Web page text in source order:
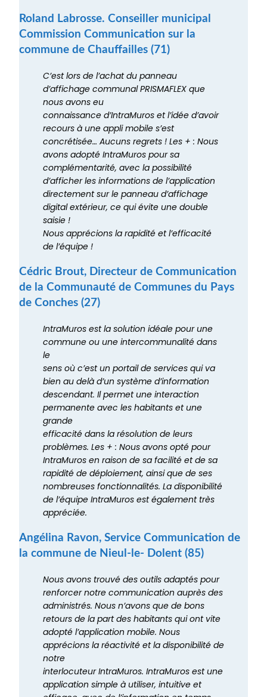
Roland Labrosse. Conseiller municipal
Commission Communication sur la
commune de Chauffailles (71)
C’est lors de l’achat du panneau
d’affichage communal PRISMAFLEX que
nous avons eu
connaissance d’IntraMuros et l’idée d’avoir
recours à une appli mobile s’est
concrétisée… Aucuns regrets ! Les + : Nous
avons adopté IntraMuros pour sa
complémentarité, avec la possibilité
d’afficher les informations de l’application
directement sur le panneau d’affichage
digital extérieur, ce qui évite une double
saisie !
Nous apprécions la rapidité et l’efficacité
de l’équipe !
Cédric Brout, Directeur de Communication
de la Communauté de Communes du Pays
de Conches (27)
IntraMuros est la solution idéale pour une
commune ou une intercommunalité dans
le
sens où c’est un portail de services qui va
bien au delà d’un système d’information
descendant. Il permet une interaction
permanente avec les habitants et une
grande
efficacité dans la résolution de leurs
problèmes. Les + : Nous avons opté pour
IntraMuros en raison de sa facilité et de sa
rapidité de déploiement, ainsi que de ses
nombreuses fonctionnalités. La disponibilité
de l’équipe IntraMuros est également très
appréciée.
Angélina Ravon, Service Communication de
la commune de Nieul-le- Dolent (85)
Nous avons trouvé des outils adaptés pour
renforcer notre communication auprès des
administrés. Nous n’avons que de bons
retours de la part des habitants qui ont vite
adopté l’application mobile. Nous
apprécions la réactivité et la disponibilité de
notre
interlocuteur IntraMuros. IntraMuros est une
application simple à utiliser, intuitive et